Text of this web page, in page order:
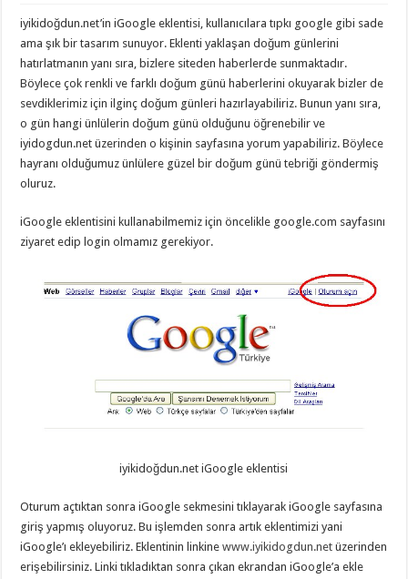
iyikidoğdun.net’in iGoogle eklentisi, kullanıcılara tıpkı google gibi sade
ama şık bir tasarım sunuyor. Eklenti yaklaşan doğum günlerini
hatırlatmanın yanı sıra, bizlere siteden haberlerde sunmaktadır.
Böylece çok renkli ve farklı doğum günü haberlerini okuyarak bizler de
sevdiklerimiz için ilginç doğum günleri hazırlayabiliriz. Bunun yanı sıra,
o gün hangi ünlülerin doğum günü olduğunu öğrenebilir ve
iyidogdun.net üzerinden o kişinin sayfasına yorum yapabiliriz. Böylece
hayranı olduğumuz ünlülere güzel bir doğum günü tebriği göndermiş
oluruz.
iGoogle eklentisini kullanabilmemiz için öncelikle google.com sayfasını
ziyaret edip login olmamız gerekiyor.
iyikidoğdun.net iGoogle eklentisi
Oturum açtıktan sonra iGoogle sekmesini tıklayarak iGoogle sayfasına
giriş yapmış oluyoruz. Bu işlemden sonra artık eklentimizi yani
iGoogle’ı ekleyebiliriz. Eklentinin linkine www.iyikidogdun.net üzerinden
erişebilirsiniz. Linki tıkladıktan sonra çıkan ekrandan iGoogle’a ekle